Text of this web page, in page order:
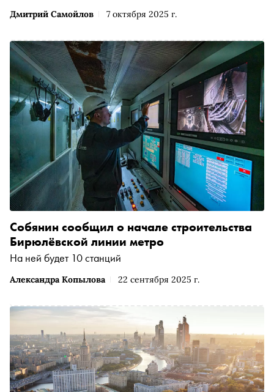
Дмитрий Самойлов 7 октября 2025 г.
излучения нагревать продукты. Колумнист «Сноба»
технологии мощный инструмент борьбы с патриархией
Александра Копылова 22 сентября 2025 г.
Собянин сообщил о начале строительства
Бирюлёвской линии метро
На ней будет 10 станций